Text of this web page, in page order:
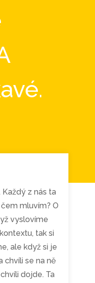
Každý z nás ta
mluvím? O
vyslovíme
tak si
ale když si je
chvíli se na ně
dojde. Ta